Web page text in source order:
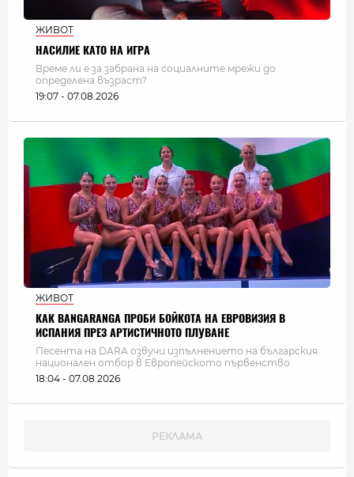
ЖИВОТ
НАСИЛИЕ КАТО НА ИГРА
Време ли е за забрана на социалните мрежи до
определена възраст?
19:07 - 07.08.2026
ЖИВОТ
КАК BANGARANGA ПРОБИ БОЙКОТА НА ЕВРОВИЗИЯ В
ИСПАНИЯ ПРЕЗ АРТИСТИЧНОТО ПЛУВАНЕ
Песента на DARA озвучи изпълнението на българския
национален отбор в Европейското първенство
18:04 - 07.08.2026